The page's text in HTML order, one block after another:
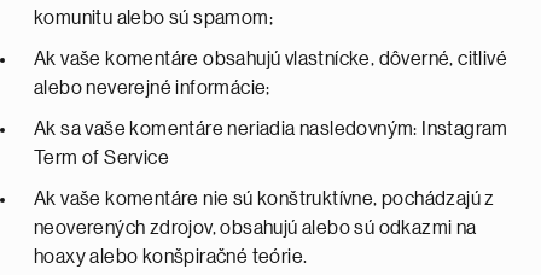
komunitu alebo sú spamom;
Ak vaše komentáre obsahujú vlastnícke, dôverné, citlivé
alebo neverejné informácie;
Ak sa vaše komentáre neriadia nasledovným: Instagram
Term of Service
Ak vaše komentáre nie sú konštruktívne, pochádzajú z
neoverených zdrojov, obsahujú alebo sú odkazmi na
hoaxy alebo konšpiračné teórie.